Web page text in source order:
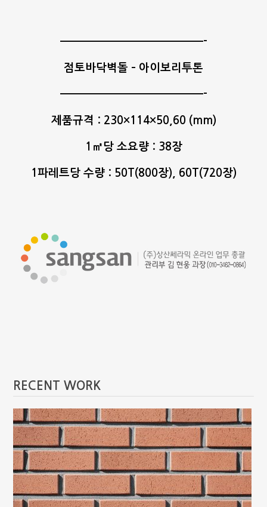
———————————————-
점토바닥벽돌 – 아이보리투톤
———————————————-
제품규격 : 230×114×50,60 (mm)
1㎡당 소요량 : 38장
1파레트당 수량 : 50T(800장), 60T(720장)
RECENT WORK